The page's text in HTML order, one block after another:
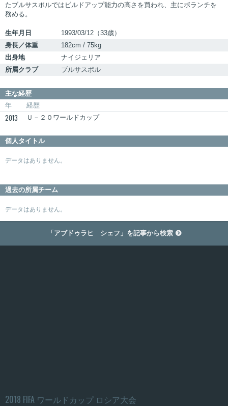
たブルサスポルではビルドアップ能力の高さを買われ、主にボランチを
務める。
生年月日
1993/03/12（33歳）
身長／体重
182cm / 75kg
出身地
ナイジェリア
所属クラブ
ブルサスポル
主な経歴
年
経歴
2013 Ｕ－２０ワールドカップ
個人タイトル
データはありません。
過去の所属チーム
データはありません。
「アブドゥラヒ シェフ」を記事から検索 
2018 FIFA ワールドカップ ロシア大会